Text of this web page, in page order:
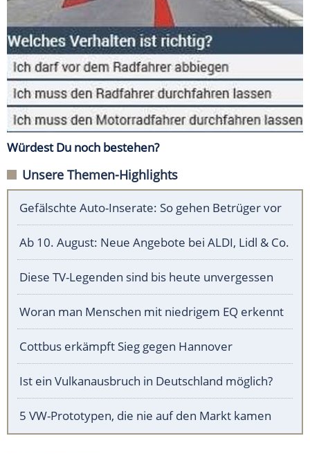
Würdest Du noch bestehen?
Unsere Themen-Highlights
Gefälschte Auto-Inserate: So gehen Betrüger vor
Ab 10. August: Neue Angebote bei ALDI, Lidl & Co.
Diese TV-Legenden sind bis heute unvergessen
Woran man Menschen mit niedrigem EQ erkennt
Cottbus erkämpft Sieg gegen Hannover
Ist ein Vulkanausbruch in Deutschland möglich?
5 VW-Prototypen, die nie auf den Markt kamen